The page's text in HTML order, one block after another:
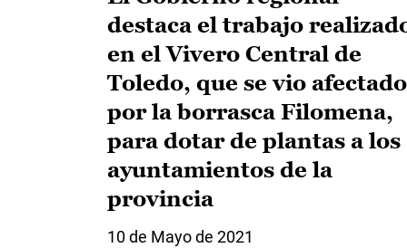
destaca el trabajo
en el Vivero Central de
Toledo, que se vio afectado
por la borrasca Filomena,
para dotar de plantas a los
ayuntamientos de la
provincia
10 de Mayo de 2021